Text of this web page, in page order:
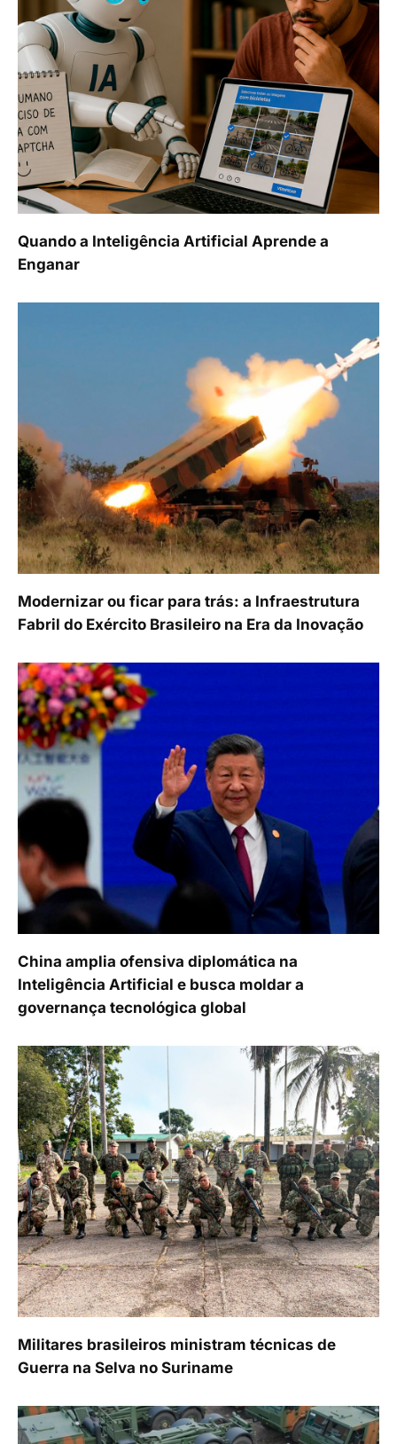
Quando a Inteligência Artificial Aprende a
Enganar
Modernizar ou ficar para trás: a Infraestrutura
Fabril do Exército Brasileiro na Era da Inovação
China amplia ofensiva diplomática na
Inteligência Artificial e busca moldar a
governança tecnológica global
Militares brasileiros ministram técnicas de
Guerra na Selva no Suriname